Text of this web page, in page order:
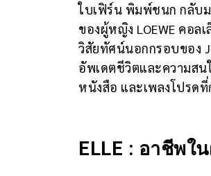
ใบเฟิร์น พิมพ์ชนก กลับ
ของผู้หญิง LOEWE คอล
วิสัยทัศน์นอกกรอบของ
อัพเดตชีวิตและความสน
หนังสือ และเพลงโปรด
ELLE : อาชีพใ